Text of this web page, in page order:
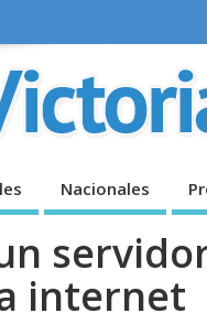
Nacionales
internet